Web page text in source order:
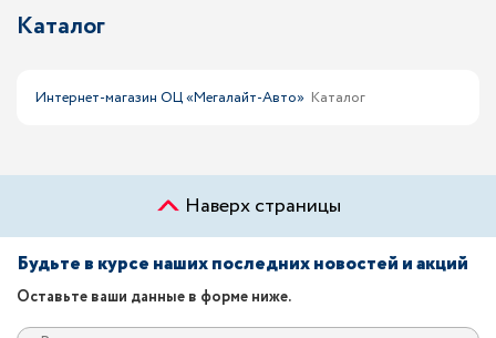
Каталог
Интернет-магазин ОЦ «Мегалайт-Авто» Каталог
Наверх страницы
Будьте в курсе наших последних новостей и акций
Оставьте ваши данные в форме ниже.